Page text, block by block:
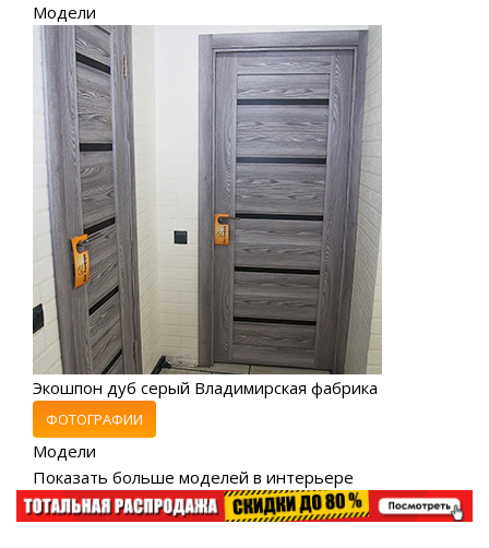
Модели
Экошпон дуб серый Владимирская фабрика
ФОТОГРАФИИ
Модели
Показать больше моделей в интерьере